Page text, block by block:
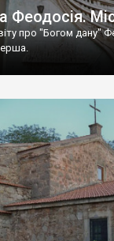
Феодосія.
про "Богом дану"